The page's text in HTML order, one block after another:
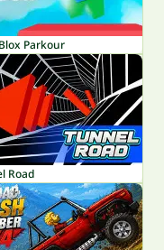
Parkour
Road